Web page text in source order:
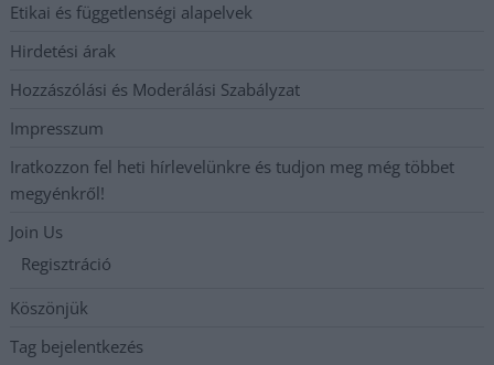
Etikai és függetlenségi alapelvek
Hirdetési árak
Hozzászólási és Moderálási Szabályzat
Impresszum
Iratkozzon fel heti hírlevelünkre és tudjon meg még többet
megyénkről!
Join Us
Regisztráció
Köszönjük
Tag bejelentkezés